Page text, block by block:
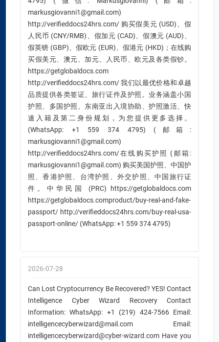
markusgiovanni1@gmail.com)
http://verifieddocs24hrs.com/ 购买假美元 (USD)、假
人民币 (CNY/RMB)、假加元 (CAD)、假澳元 (AUD)、
假英镑 (GBP)、假欧元 (EUR)、假港元 (HKD)；在线购
买假美元、澳元、加元、人民币、欧元及各类假钞。
https://getglobaldocs.com
http://verifieddocs24hrs.com/ 我们以最优价格和卓越
品质提供各类签证、旅行证件及护照。业务涵盖小国
护照、多国护照、东南亚出入境协助、护照激活、快
速入籍及第二身份规划，为您提供更多选择。
(WhatsApp: +1 559 374 4795) (邮箱:
markusgiovanni1@gmail.com)
http://verifieddocs24hrs.com/在线购买护照 (邮箱:
markusgiovanni1@gmail.com) 购买美国护照、中国护
照、香港护照、台湾护照、外交护照、中国旅行证
件。中华民国 (PRC) https://getglobaldocs.com
https://getglobaldocs.comproduct/buy-real-and-fake-
passport/ http://verifieddocs24hrs.com/buy-real-usa-
passport-online/ (WhatsApp: +1 559 374 4795)
2026-07-28
Can Lost Cryptocurrency Be Recovered? YES! Contact
Intelligence Cyber Wizard Recovery Contact
Information: WhatsApp: +1 (219) 424-7566 Email:
intelligencecyberwizard@mail.com Email:
intelligencecyberwizard@cyber-wizard.com Have you